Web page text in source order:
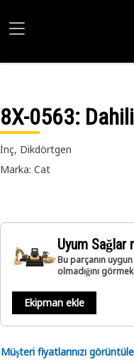
8X-0563:
İnç, Dikdörtgen
Marka: Cat
Uyum Sağlar
Bu parçanın
olmadığını
Ekipman ekle
Müşteri fiyatlarınızı